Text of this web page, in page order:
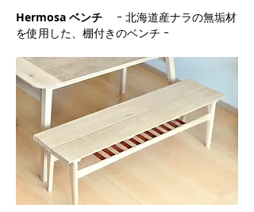
Hermosa ベンチ ｰ 北海道産ナラの無垢材
を使用した、棚付きのベンチ ｰ